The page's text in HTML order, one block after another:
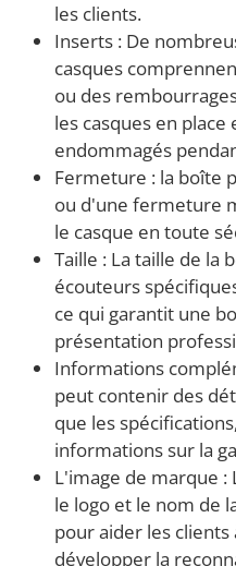
les clients.
Inserts : De
casques
ou des
les casques en
endommagés
Fermeture : la boîte
ou d'une fermeture
le casque en toute
Taille : La taille de la
écouteurs
ce qui garantit une
présentation
Informations
peut contenir des
que les
informations sur la
L'image de marque
le logo et le nom de
pour aider les
développer la